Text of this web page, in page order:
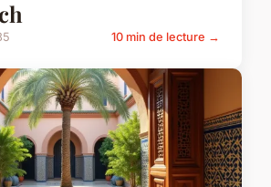
10 min de lecture →